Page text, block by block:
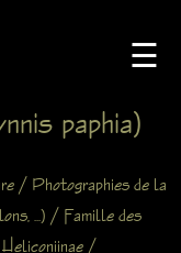
☰
paphia)
/ Photographies de la
...) / Famille des
/